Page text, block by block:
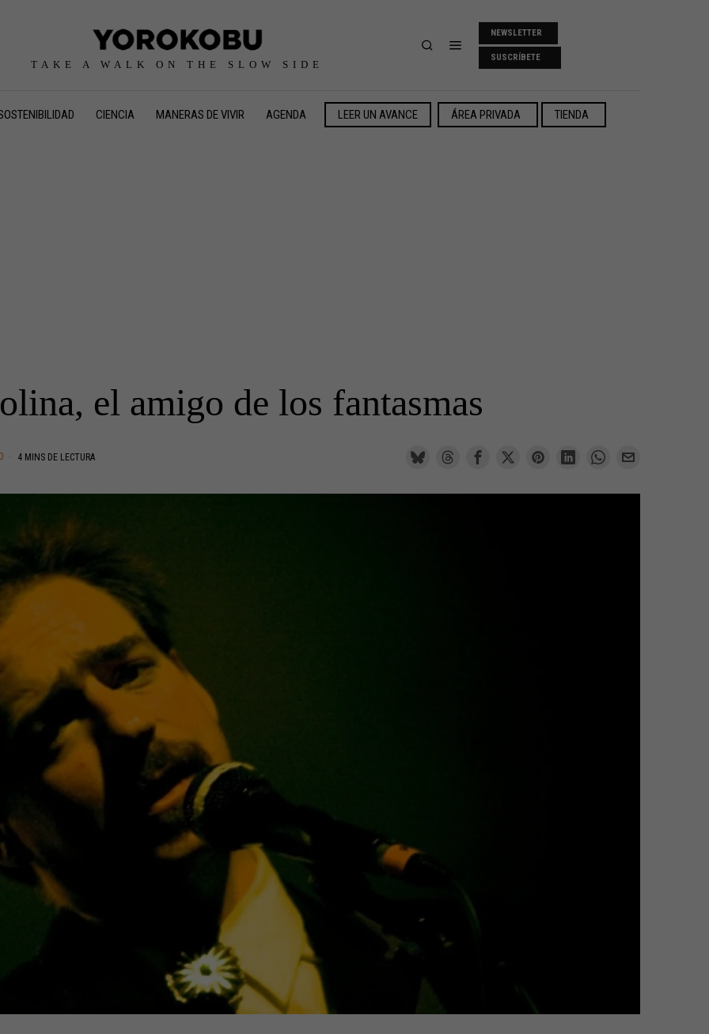
TAKE A WALK ON THE SLOW SIDE
NEWSLETTER
SUSCRÍBETE
CIENCIA MANERAS DE VIVIR AGENDA LEER UN AVANCE ÁREA PRIVADA TIENDA
el amigo de los fantasmas
4 MINS DE LECTURA